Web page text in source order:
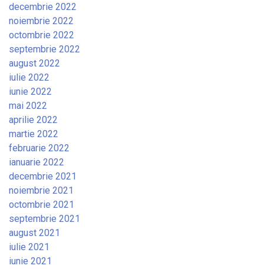
decembrie 2022
noiembrie 2022
octombrie 2022
septembrie 2022
august 2022
iulie 2022
iunie 2022
mai 2022
aprilie 2022
martie 2022
februarie 2022
ianuarie 2022
decembrie 2021
noiembrie 2021
octombrie 2021
septembrie 2021
august 2021
iulie 2021
iunie 2021